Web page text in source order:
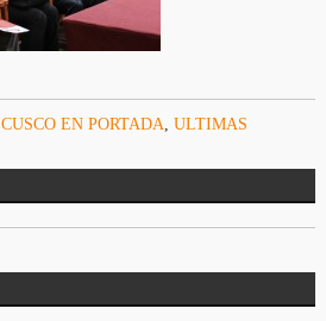
CUSCO EN PORTADA, ULTIMAS